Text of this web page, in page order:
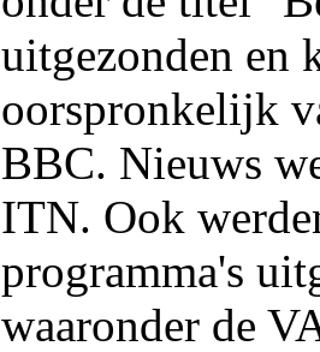
uitgezonden en
oorspronkelijk
BBC. Nieuws
ITN. Ook
programma's
waaronder de